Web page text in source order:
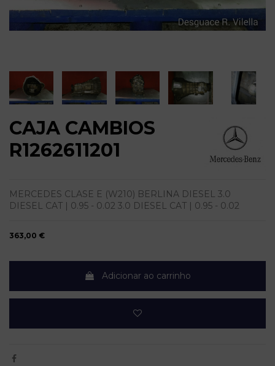
CAJA CAMBIOS
R1262611201
MERCEDES CLASE E (W210) BERLINA DIESEL 3.0
DIESEL CAT | 0.95 - 0.02 3.0 DIESEL CAT | 0.95 - 0.02
363,00 €
Adicionar ao carrinho